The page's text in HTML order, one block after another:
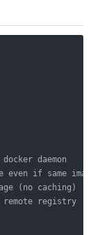
docker daemon
even if same
(no caching)
remote registry